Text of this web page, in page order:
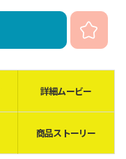
詳細ムービー
商品ストーリー